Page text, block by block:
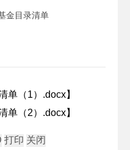
金目录清单
单（1）.docx】
单（2）.docx】